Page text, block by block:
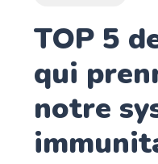
TOP 5
qui
notre